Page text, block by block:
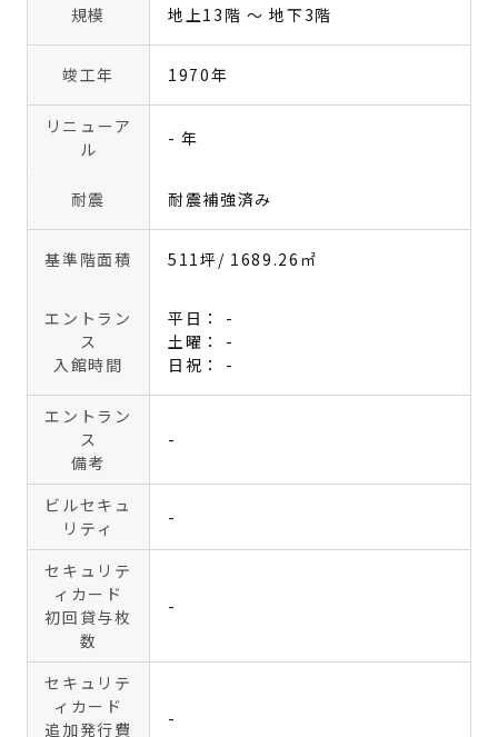
規模 地上13階 〜 地下3階
竣工年 1970年
リニューア
ル
- 年
耐震 耐震補強済み
基準階面積 511坪 / 1689.26㎡
エントラン
ス
入館時間
平日： -
土曜： -
日祝： -
エントラン
ス
備考
-
ビルセキュ
リティ
-
セキュリテ
ィカード
初回貸与枚
数
-
セキュリテ
ィカード
追加発行費
-